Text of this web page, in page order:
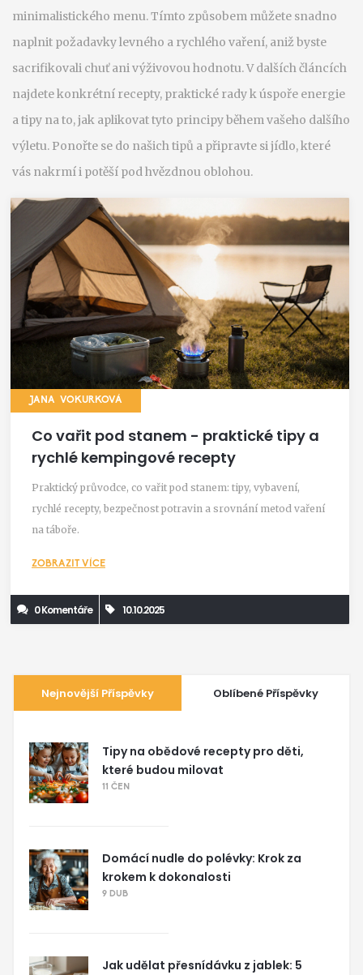
minimalistického menu. Tímto způsobem můžete snadno
naplnit požadavky levného a rychlého vaření, aniž byste
sacrifikovali chuť ani výživovou hodnotu. V dalších článcích
najdete konkrétní recepty, praktické rady k úspoře energie
a tipy na to, jak aplikovat tyto principy během vašeho dalšího
výletu. Ponořte se do našich tipů a připravte si jídlo, které
vás nakrmí i potěší pod hvězdnou oblohou.
JANA VOKURKOVÁ
Co vařit pod stanem - praktické tipy a
rychlé kempingové recepty
Praktický průvodce, co vařit pod stanem: tipy, vybavení,
rychlé recepty, bezpečnost potravin a srovnání metod vaření
na táboře.
ZOBRAZIT VÍCE
0 Komentáře 10.10.2025
Nejnovější Příspěvky Oblíbené Příspěvky
Tipy na obědové recepty pro děti,
které budou milovat
11 ČEN
Domácí nudle do polévky: Krok za
krokem k dokonalosti
9 DUB
Jak udělat přesnídávku z jablek: 5